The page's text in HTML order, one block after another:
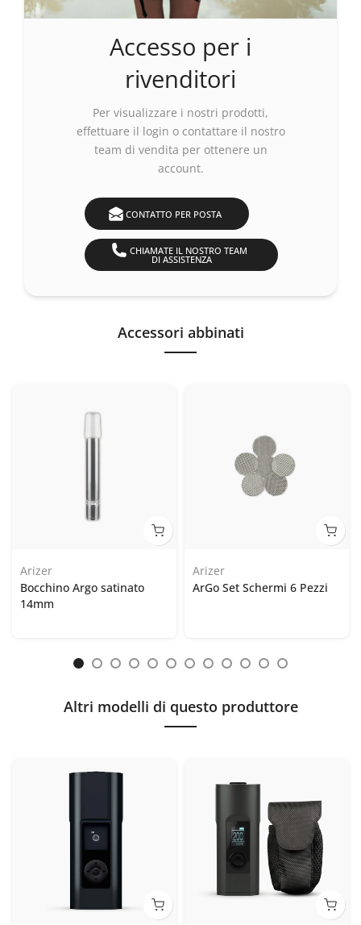
Accesso per i
rivenditori
Per visualizzare i nostri prodotti,
effettuare il login o contattare il nostro
team di vendita per ottenere un
account.
CONTATTO PER POSTA
CHIAMATE IL NOSTRO TEAM
DI ASSISTENZA
Accessori abbinati
Arizer
Bocchino Argo satinato
14mm
Arizer
ArGo Set Schermi 6 Pezzi
Altri modelli di questo produttore